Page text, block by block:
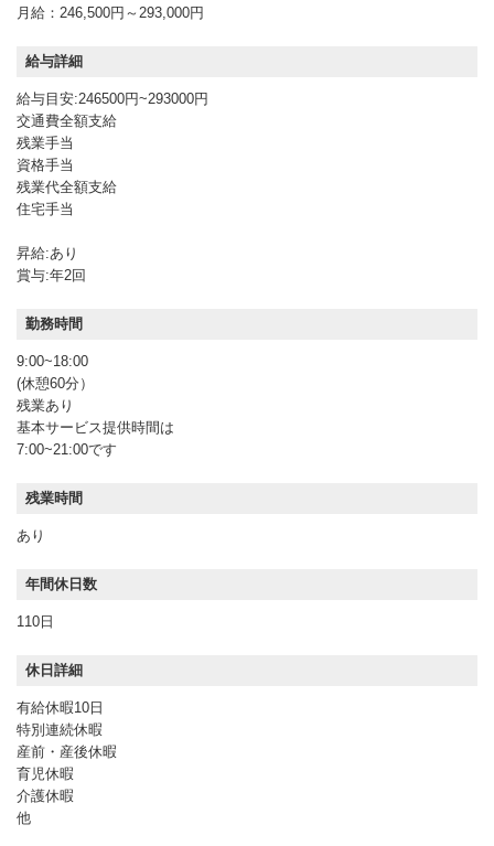
月給：246,500円～293,000円
給与詳細
給与目安:246500円~293000円
交通費全額支給
残業手当
資格手当
残業代全額支給
住宅手当
昇給:あり
賞与:年2回
勤務時間
9:00~18:00
(休憩60分）
残業あり
基本サービス提供時間は
7:00~21:00です
残業時間
あり
年間休日数
110日
休日詳細
有給休暇10日
特別連続休暇
産前・産後休暇
育児休暇
介護休暇
他